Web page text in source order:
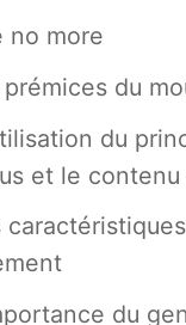
no more
prémices du
du
et le contenu
du